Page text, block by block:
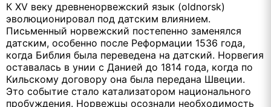
К XV веку древненорвежский язык (oldnorsk)
эволюционировал под датским влиянием.
Письменный норвежский постепенно заменялся
датским, особенно после Реформации 1536 года,
когда Библия была переведена на датский. Норвегия
оставалась в унии с Данией до 1814 года, когда по
Кильскому договору она была передана Швеции.
Это событие стало катализатором национального
пробуждения. Норвежцы осознали необходимость